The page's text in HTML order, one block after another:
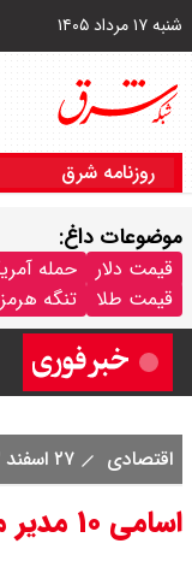
شنبه ۱۷ مرداد ۱۴۰۵
روزنامه شرق
موضوعات داغ:
قیمت دلار حمله
قیمت طلا
تنگه هرمز
اقتصادی ۲۷ اسفند ۱۴۰۳
اسامی ۱۰ مدیر متهم در پرونده چای دبش